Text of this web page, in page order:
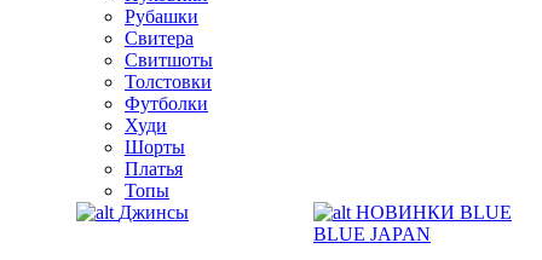
Рубашки
Свитера
Свитшоты
Толстовки
Футболки
Худи
Шорты
Платья
Топы
Джинсы
НОВИНКИ BLUE
BLUE JAPAN